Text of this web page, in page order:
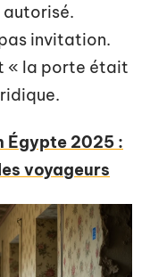
autorisé.
invitation.
« la porte était
Égypte 2025 :
voyageurs